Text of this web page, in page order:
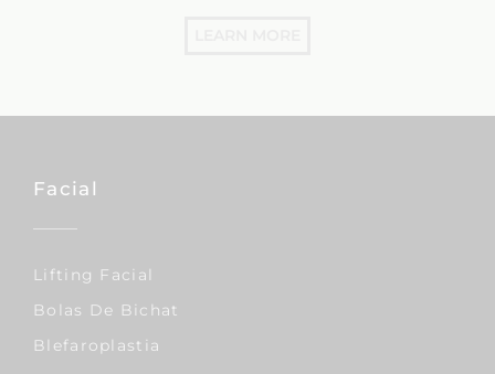
Facial
Lifting Facial
Bolas De Bichat
Blefaroplastia